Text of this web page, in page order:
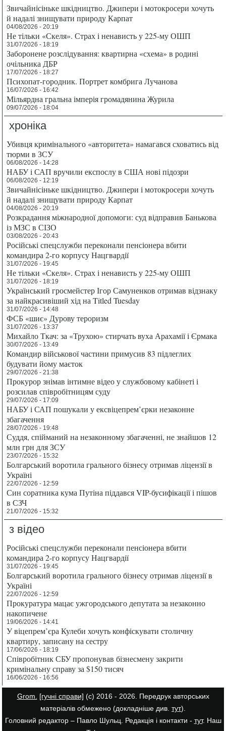
Звичайнісіньке шкідництво. Джипери і мотокросери хочуть
й надалі знищувати природу Карпат
04/08/2026 - 20:19
Не тільки «Скеля». Страх і ненависть у 225-му ОШП
31/07/2026 - 18:19
Заборонене розслідування: квартирна «схема» в родині
очільника ДБР
17/07/2026 - 18:27
Психопат-городник. Портрет комбрига Лучанова
16/07/2026 - 16:42
Мільярдна гральна імперія громадянина Журила
09/07/2026 - 18:04
хроніка
Убивця кримінального «авторитета» намагався сховатись від
тюрми в ЗСУ
06/08/2026 - 14:28
НАБУ і САП вручили експослу в США нові підозри
06/08/2026 - 12:19
Звичайнісіньке шкідництво. Джипери і мотокросери хочуть
й надалі знищувати природу Карпат
04/08/2026 - 20:19
Розкрадання міжнародної допомоги: суд відправив Банькова
із МЗС в СІЗО
03/08/2026 - 20:43
Російські спецслужби переконали пенсіонера вбити
командира 2-го корпусу Нацгвардії
31/07/2026 - 19:45
Не тільки «Скеля». Страх і ненависть у 225-му ОШП
31/07/2026 - 18:19
Український гросмейстер Ігор Самуненков отримав відзнаку
за найкрасивіший хід на Titled Tuesday
31/07/2026 - 14:48
ФСБ «шиє» Дурову тероризм
31/07/2026 - 13:37
Михайло Ткач: за «Трухою» стирчать вуха Арахамії і Єрмака
30/07/2026 - 13:49
Командир військової частини примусив 83 підлеглих
будувати йому маєток
29/07/2026 - 21:38
Прокурор знімав інтимне відео у службовому кабінеті і
розсилав співробітницям суду
29/07/2026 - 17:09
НАБУ і САП пошукали у ексвіцепрем’єрки незаконне
збагачення
28/07/2026 - 19:48
Суддя, спійманий на незаконному збагаченні, не знайшов 12
млн грн для ЗСУ
23/07/2026 - 15:32
Болгарський воротила грального бізнесу отримав ліцензії в
Україні
22/07/2026 - 12:59
Син соратника кума Путіна піддався VIP-бусифікації і пішов
в СЗЧ
21/07/2026 - 15:32
з відео
Російські спецслужби переконали пенсіонера вбити
командира 2-го корпусу Нацгвардії
31/07/2026 - 19:45
Болгарський воротила грального бізнесу отримав ліцензії в
Україні
22/07/2026 - 12:59
Прокуратура мацає ужгородського депутата за незаконно
накопичене
19/06/2026 - 14:41
У віцепрем’єра Кулеби хочуть конфіскувати столичну
квартиру, записану на сестру
17/06/2026 - 18:19
Співробітник СБУ пропонував бізнесмену закрити
кримінальну справу за $150 тисяч
16/06/2026 - 16:56
Grom. [гучні справи] (с) 2016 - 2026. Передрук авторських
матеріалів обмежено (докладніше див. тут).
Головний редактор – Павло Шульц. Редакція і контакти - тут. Наш